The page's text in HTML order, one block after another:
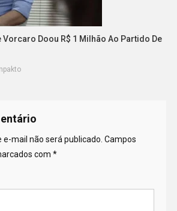
Vorcaro Doou R$ 1 Milhão Ao Partido De
e-mail não será publicado. Campos
com *